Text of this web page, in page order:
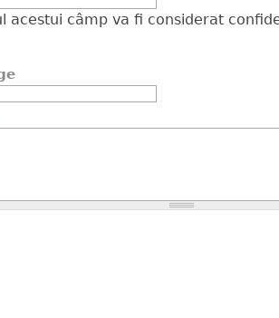
acestui câmp va fi considerat